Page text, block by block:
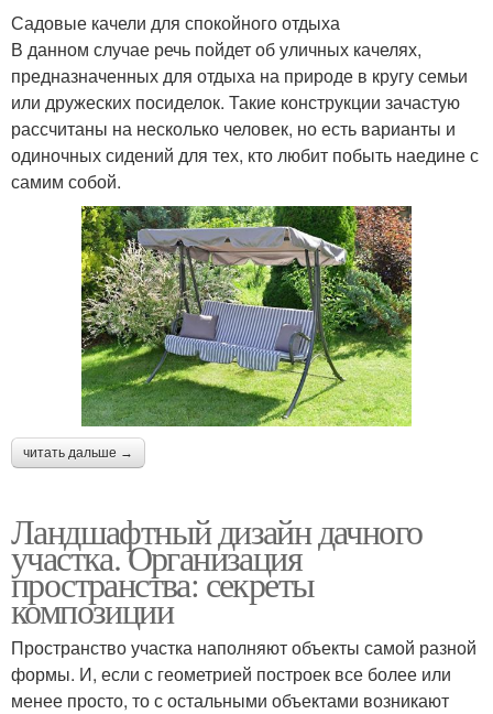
Садовые качели для спокойного отдыха
В данном случае речь пойдет об уличных качелях,
предназначенных для отдыха на природе в кругу семьи
или дружеских посиделок. Такие конструкции зачастую
рассчитаны на несколько человек, но есть варианты и
одиночных сидений для тех, кто любит побыть наедине с
самим собой.
читать дальше →
Ландшафтный дизайн дачного
участка. Организация
пространства: секреты
композиции
Пространство участка наполняют объекты самой разной
формы. И, если с геометрией построек все более или
менее просто, то с остальными объектами возникают